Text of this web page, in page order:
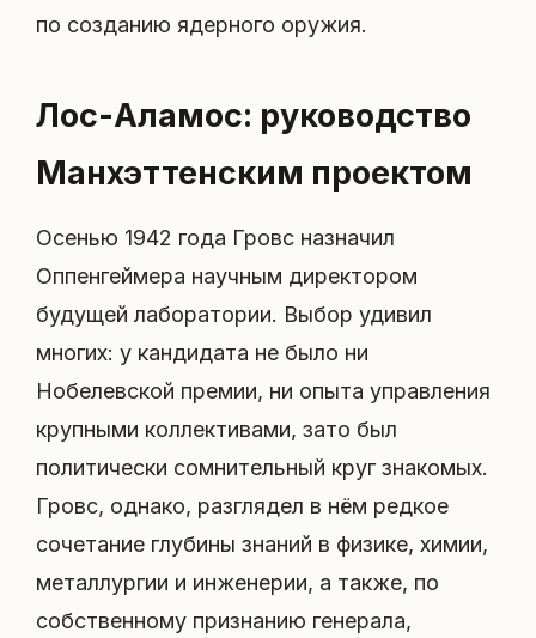
по созданию ядерного оружия.
Лос-Аламос: руководство
Манхэттенским проектом
Осенью 1942 года Гровс назначил
Оппенгеймера научным директором
будущей лаборатории. Выбор удивил
многих: у кандидата не было ни
Нобелевской премии, ни опыта управления
крупными коллективами, зато был
политически сомнительный круг знакомых.
Гровс, однако, разглядел в нём редкое
сочетание глубины знаний в физике, химии,
металлургии и инженерии, а также, по
собственному признанию генерала,